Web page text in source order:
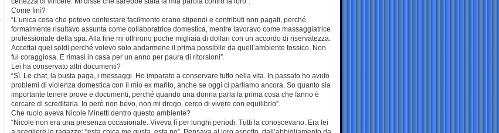
Come finì?
“L’unica cosa che potevo contestare facilmente erano stipendi e contributi non pagati, perché
formalmente risultavo assunta come collaboratrice domestica, mentre lavoravo come massaggiatrice
professionale della spa. Alla fine mi offrirono poche migliaia di dollari con un accordo di riservatezza.
Accettai quei soldi perché volevo solo andarmene il prima possibile da quell’ambiente tossico. Non
fui coraggiosa. E rimasi in casa per un anno per paura di ritorsioni”.
Lei ha conservato altri documenti?
“Sì. Le chat, la busta paga, i messaggi. Ho imparato a conservare tutto nella vita. In passato ho avuto
problemi di violenza domestica con il mio ex marito, anche se oggi ci parliamo ancora. So quanto sia
importante tenere prove e documenti, perché quando una donna parla la prima cosa che fanno è
cercare di screditarla. Io però non bevo, non mi drogo, cerco di vivere con equilibrio”.
Che ruolo aveva Nicole Minetti dentro questo ambiente?
“Nicole non era una presenza occasionale. Viveva lì per lunghi periodi. Tutti la conoscevano. Era lei